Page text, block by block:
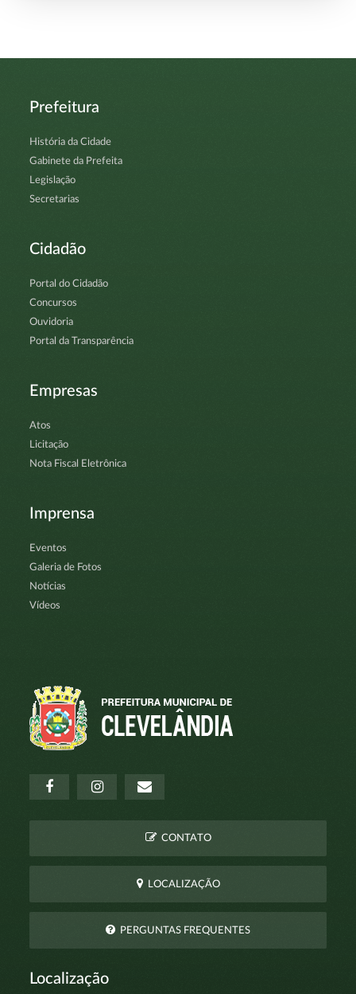
Prefeitura
História da Cidade
Gabinete da Prefeita
Legislação
Secretarias
Cidadão
Portal do Cidadão
Concursos
Ouvidoria
Portal da Transparência
Empresas
Atos
Licitação
Nota Fiscal Eletrônica
Imprensa
Eventos
Galeria de Fotos
Notícias
Vídeos
CONTATO
LOCALIZAÇÃO
PERGUNTAS FREQUENTES
Localização